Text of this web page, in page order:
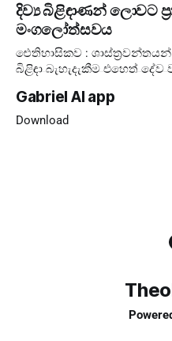
කැඳවා
දිව්‍ය බිළිඳාණන් ලොවට
මංගලෝත්සවය
ඓතිහාසිකව :
බිළිඳා බැහැදැකීම එහෙත් දේව වන්දනාත්මකව රජුන්ට ❌ රජතුන්
Gabriel AI app
Download